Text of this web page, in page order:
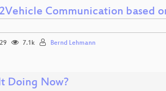
Communication based
7.1k Bernd Lehmann
Doing Now?